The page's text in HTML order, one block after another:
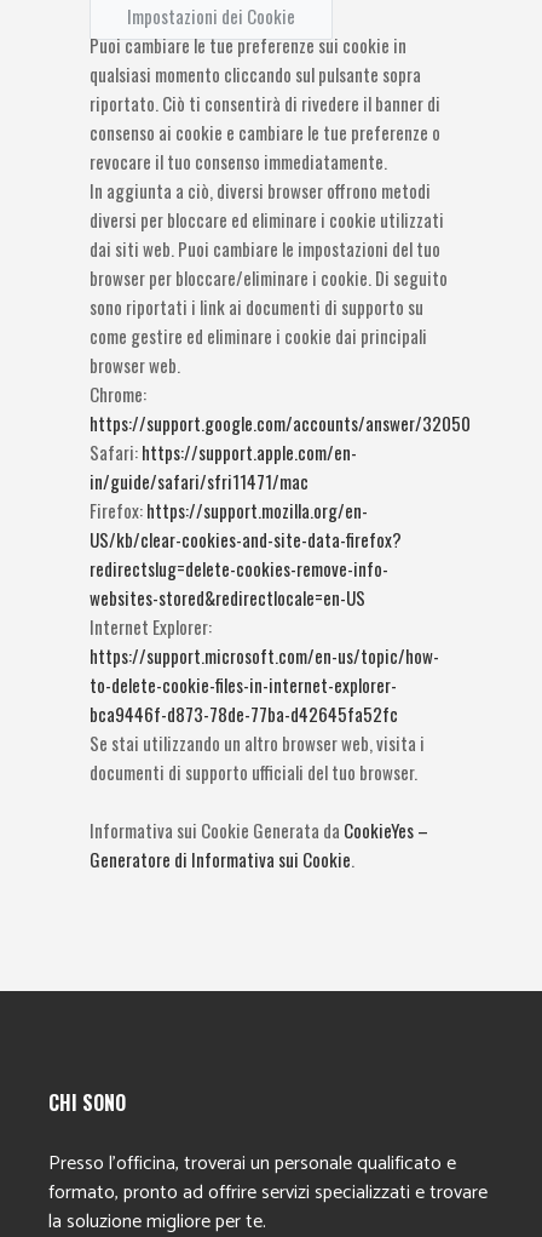
Impostazioni dei Cookie
Puoi cambiare le tue preferenze sui cookie in
qualsiasi momento cliccando sul pulsante sopra
riportato. Ciò ti consentirà di rivedere il banner di
consenso ai cookie e cambiare le tue preferenze o
revocare il tuo consenso immediatamente.
In aggiunta a ciò, diversi browser offrono metodi
diversi per bloccare ed eliminare i cookie utilizzati
dai siti web. Puoi cambiare le impostazioni del tuo
browser per bloccare/eliminare i cookie. Di seguito
sono riportati i link ai documenti di supporto su
come gestire ed eliminare i cookie dai principali
browser web.
Chrome:
https://support.google.com/accounts/answer/32050
Safari:https://support.apple.com/en-
in/guide/safari/sfri11471/mac
Firefox:https://support.mozilla.org/en-
US/kb/clear-cookies-and-site-data-firefox?
redirectslug=delete-cookies-remove-info-
websites-stored&redirectlocale=en-US
Internet Explorer:
https://support.microsoft.com/en-us/topic/how-
to-delete-cookie-files-in-internet-explorer-
bca9446f-d873-78de-77ba-d42645fa52fc
Se stai utilizzando un altro browser web, visita i
documenti di supporto ufficiali del tuo browser.
Informativa sui Cookie Generata da CookieYes –
Generatore di Informativa sui Cookie.
CHI SONO
Presso l’officina, troverai un personale qualificato e
formato, pronto ad offrire servizi specializzati e trovare
la soluzione migliore per te.